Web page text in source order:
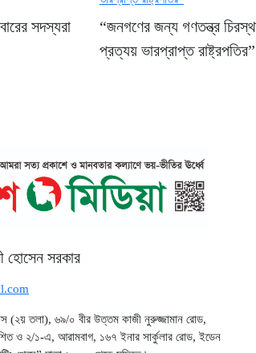
সদস্যরা
“জনগণের জন্য গণতন্ত্র
প্রত্যয় ভারপ্রাপ্ত রাষ্ট্রপতির”
হোসেন সরকার
(২য় তলা), ৬৯/০ বীর উত্তম কাজী নুরুজ্জামান রোড,
ও ২/১-এ, আরামবাগ, ১৬৭ ইনার সার্কুলার রোড, ইডেন